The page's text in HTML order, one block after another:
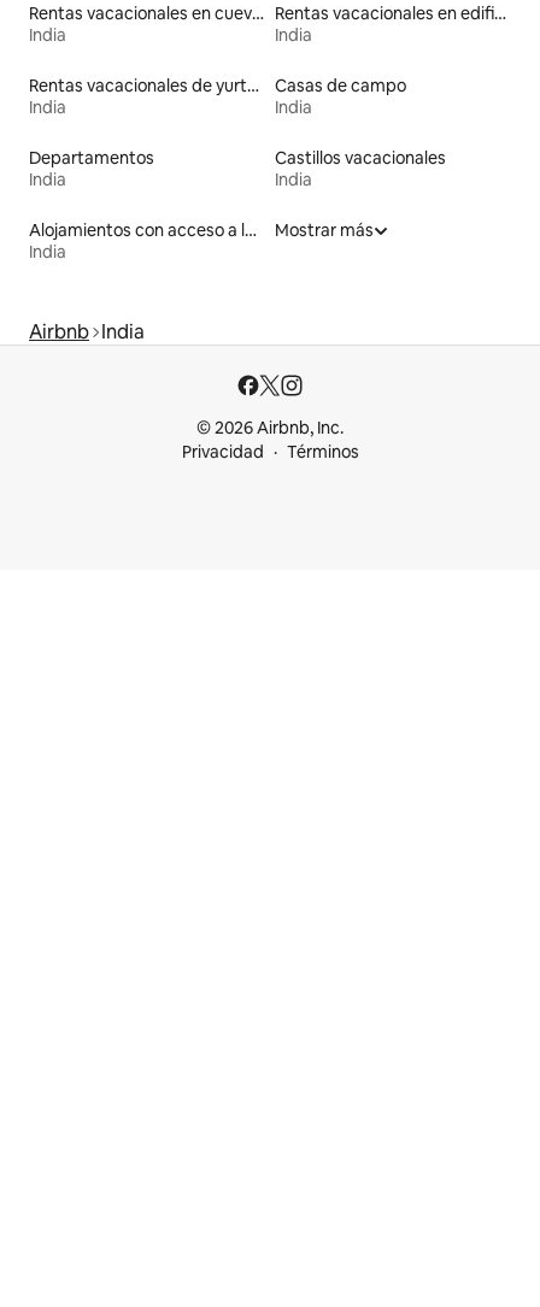
Rentas vacacionales en cuevas
India
Rentas vacacionales en edificios religiosos
India
Rentas vacacionales de yurtas
India
Casas de campo
India
Departamentos
India
Castillos vacacionales
India
Alojamientos con acceso a las pistas de esquí
India
Mostrar más
Airbnb India
© 2026 Airbnb, Inc.
Privacidad
Términos